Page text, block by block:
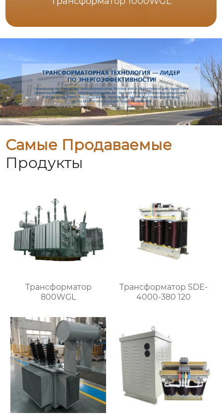
Самые Продаваемые
Продукты
Трансформатор
800WGL
Трансформатор SDE-
4000-380 120